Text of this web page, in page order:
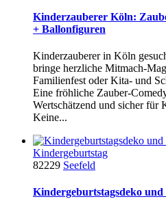
Kinderzauberer Köln:
+ Ballonfiguren
Kinderzauberer in Köln
bringe herzliche Mitmach-
Familienfest oder Kita- und
Eine fröhliche Zauber-
Wertschätzend und sicher für
Keine...
Kindergeburtstag
82229 Seefeld
Kindergeburtstagsdeko